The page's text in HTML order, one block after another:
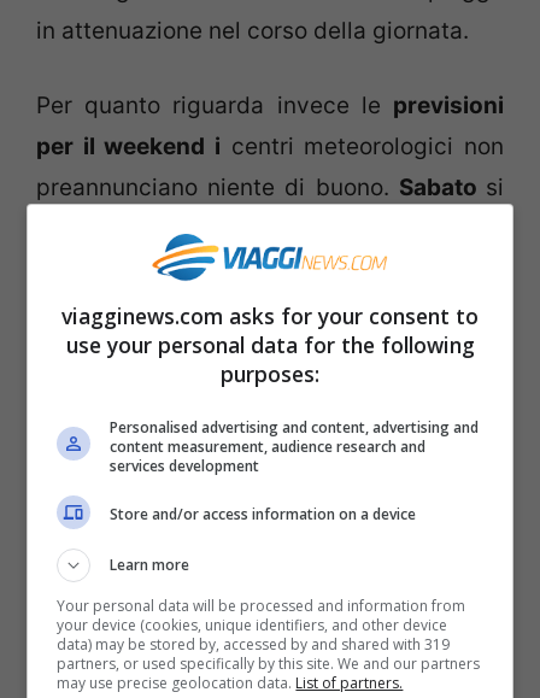
in attenuazione nel corso della giornata.
Per quanto riguarda invece le previsioni
per il weekend i centri meteorologici non
preannunciano niente di buono. Sabato si
leggero miglioramento
un momentaneo ritorno della pressione
che determinerà la presenza di cielo
sereno sulle isole e sulle regione
mentre, sul restante della
penisola si avranno condizioni meteo di
forte instabilità con
Alpi, zone interne e regioni tirreniche
Anche per la giornata di
sarà instabile, conpiogge e rovescisparsi
ma non di forte intensità mentre, la neve è
attesa sui settori alpini al di sopra dei 1000
viagginews.com asks for your consent to
use your personal data for the following
purposes:
Personalised advertising and content, advertising and
content measurement, audience research and
services development
Store and/or access information on a device
Learn more
Your personal data will be processed and information from
your device (cookies, unique identifiers, and other device
data) may be stored by, accessed by and shared with 319
partners, or used specifically by this site. We and our partners
may use precise geolocation data. List of partners.